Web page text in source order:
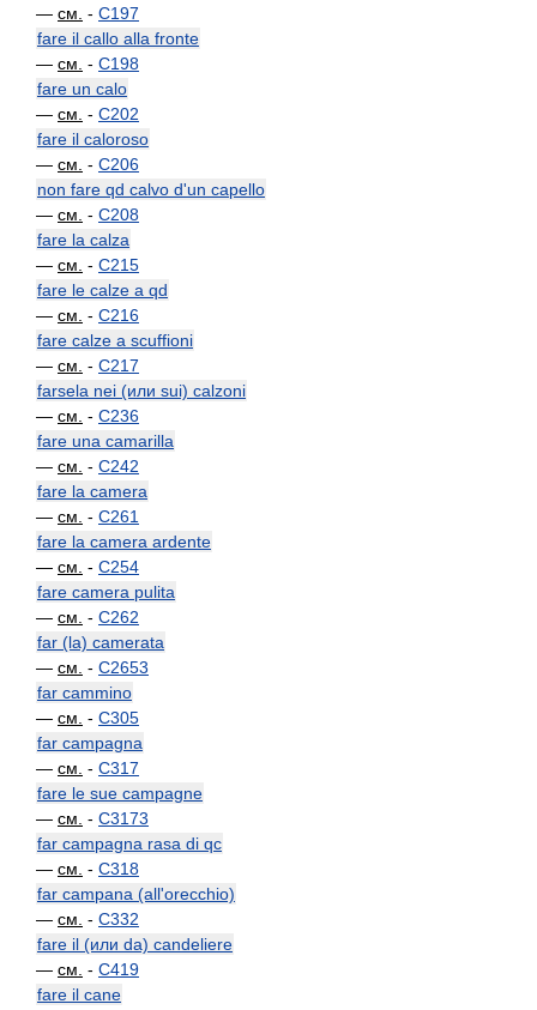
— см. - C197
fare il callo alla fronte
— см. - C198
fare un calo
— см. - C202
fare il caloroso
— см. - C206
non fare qd calvo d'un capello
— см. - C208
fare la calza
— см. - C215
fare le calze a qd
— см. - C216
fare calze a scuffioni
— см. - C217
farsela nei (или sui) calzoni
— см. - C236
fare una camarilla
— см. - C242
fare la camera
— см. - C261
fare la camera ardente
— см. - C254
fare camera pulita
— см. - C262
far (la) camerata
— см. - C2653
far cammino
— см. - C305
far campagna
— см. - C317
fare le sue campagne
— см. - C3173
far campagna rasa di qc
— см. - C318
far campana (all'orecchio)
— см. - C332
fare il (или da) candeliere
— см. - C419
fare il cane